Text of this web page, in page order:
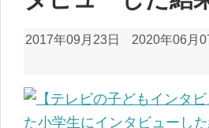
2017年09月23日 2020年06月